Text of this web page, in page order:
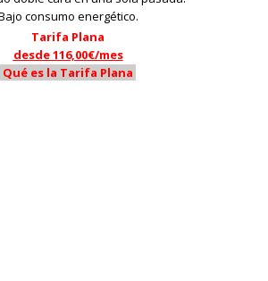
consumo energético.
Tarifa Plana
desde 116,00€/mes
Qué es la Tarifa Plana